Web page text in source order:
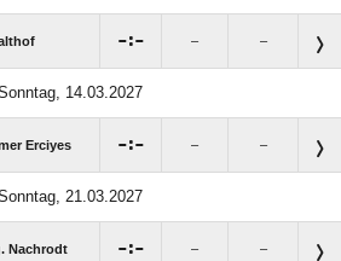
: – –
14.03.2027
Erciyes : – –
21.03.2027
Nachrodt : – –